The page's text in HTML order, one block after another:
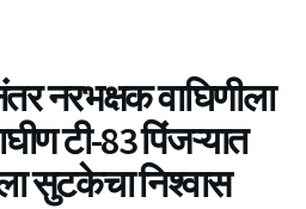
नरभक्षक वाघिणीला
टी-83 पिंजऱ्यात
सुटकेचा निश्वास